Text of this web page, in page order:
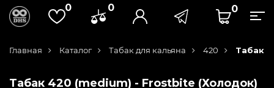
0 0 0
Главная Каталог Табак для кальяна 420 Табак
Табак 420 (medium) - Frostbite (Холодок)